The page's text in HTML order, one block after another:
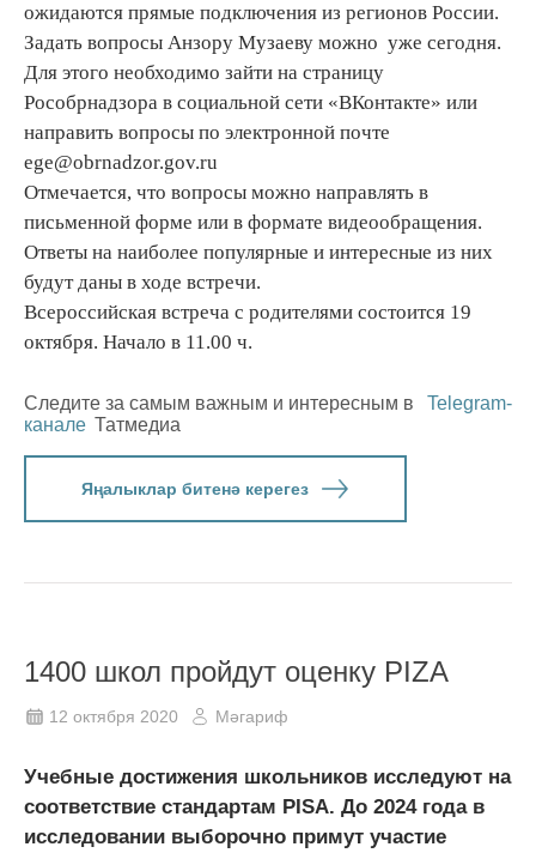
ожидаются прямые подключения из регионов России.
Задать вопросы Анзору Музаеву можно уже сегодня.
Для этого необходимо зайти на страницу
Рособрнадзора в социальной сети «ВКонтакте» или
направить вопросы по электронной почте
ege@obrnadzor.gov.ru
Отмечается, что вопросы можно направлять в
письменной форме или в формате видеообращения.
Ответы на наиболее популярные и интересные из них
будут даны в ходе встречи.
Всероссийская встреча с родителями состоится 19
октября. Начало в 11.00 ч.
Следите за самым важным и интересным в
Telegram-
канале Татмедиа
Яңалыклар битенә керегез
1400 школ пройдут оценку PIZA
12 октября 2020 Мәгариф
Учебные достижения школьников исследуют на
соответствие стандартам PISA. До 2024 года в
исследовании выборочно примут участие